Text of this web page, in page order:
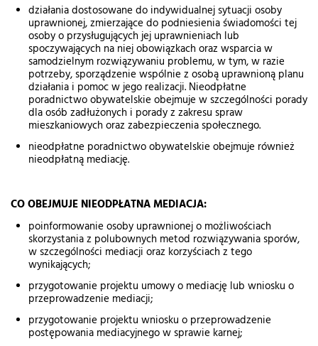
działania dostosowane do indywidualnej sytuacji osoby
uprawnionej, zmierzające do podniesienia świadomości tej
osoby o przysługujących jej uprawnieniach lub
spoczywających na niej obowiązkach oraz wsparcia w
samodzielnym rozwiązywaniu problemu, w tym, w razie
potrzeby, sporządzenie wspólnie z osobą uprawnioną planu
działania i pomoc w jego realizacji. Nieodpłatne
poradnictwo obywatelskie obejmuje w szczególności porady
dla osób zadłużonych i porady z zakresu spraw
mieszkaniowych oraz zabezpieczenia społecznego.
nieodpłatne poradnictwo obywatelskie obejmuje również
nieodpłatną mediację.
CO OBEJMUJE NIEODPŁATNA MEDIACJA:
poinformowanie osoby uprawnionej o możliwościach
skorzystania z polubownych metod rozwiązywania sporów,
w szczególności mediacji oraz korzyściach z tego
wynikających;
przygotowanie projektu umowy o mediację lub wniosku o
przeprowadzenie mediacji;
przygotowanie projektu wniosku o przeprowadzenie
postępowania mediacyjnego w sprawie karnej;